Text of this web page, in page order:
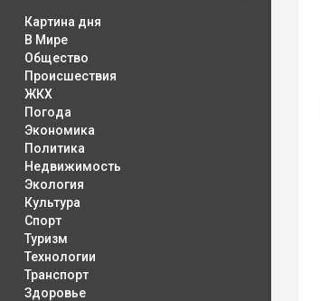
Картина дня
В Мире
Общество
Происшествия
ЖКХ
Погода
Экономика
Политика
Недвижимость
Экология
Культура
Спорт
Туризм
Технологии
Транспорт
Здоровье